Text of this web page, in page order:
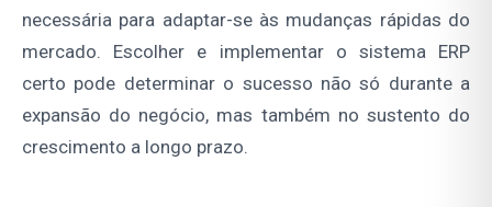
necessária para adaptar-se às mudanças rápidas do
mercado. Escolher e implementar o sistema ERP
certo pode determinar o sucesso não só durante a
expansão do negócio, mas também no sustento do
crescimento a longo prazo.